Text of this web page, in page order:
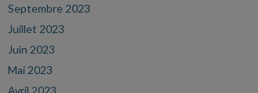
Septembre 2023
Juillet 2023
Juin 2023
Mai 2023
Avril 2023